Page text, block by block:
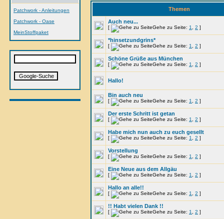
Patchwork - Anleitungen
Patchwork - Oase
MeinStoffpaket
Themen
Auch neu...
[ Gehe zu Seite: 1 2 ]
*hinsetzundgrins*
[ Gehe zu Seite: 1 2 ]
Schöne Grüße aus München
[ Gehe zu Seite: 1 2 ]
Hallo!
Bin auch neu
[ Gehe zu Seite: 1 2 ]
Der erste Schritt ist getan
[ Gehe zu Seite: 1 2 ]
Habe mich nun auch zu euch gesellt
[ Gehe zu Seite: 1 2 ]
Vorstellung
[ Gehe zu Seite: 1 2 ]
Eine Neue aus dem Allgäu
[ Gehe zu Seite: 1 2 ]
Hallo an alle!!
[ Gehe zu Seite: 1 2 ]
!! Habt vielen Dank !!
[ Gehe zu Seite: 1 2 ]